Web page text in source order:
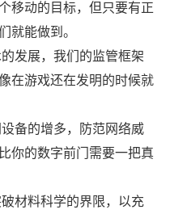
移动的目标，但只要有正
就能做到。
发展，我们的监管框架
在游戏还在发明的时候就
备的增多，防范网络威
你的数字前门需要一把真
材料科学的界限，以充